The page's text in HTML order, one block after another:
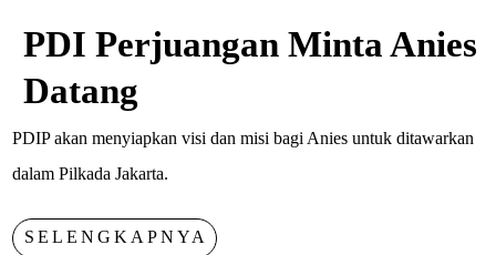
PDI Perjuangan Minta Anies
Datang
PDIP akan menyiapkan visi dan misi bagi Anies untuk ditawarkan
dalam Pilkada Jakarta.
SELENGKAPNYA